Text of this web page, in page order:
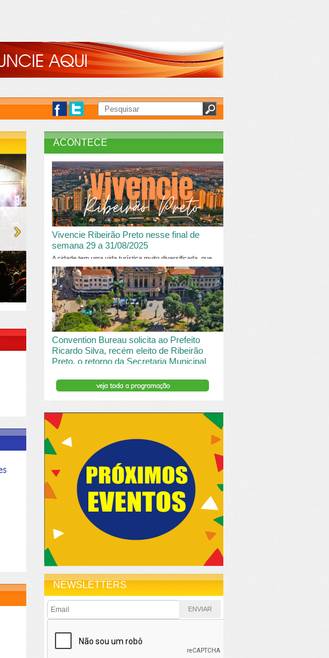
INSERIR DESCRIÇÃO DO POST/PAGINAS
ACONTECE
Vivencie Ribeirão Preto nesse final de
semana 29 a 31/08/2025
A cidade tem uma vida turística muito diversificada, que
vai desde o turismo de saude à contemplação de
passaros....
Convention Bureau solicita ao Prefeito
Ricardo Silva, recém eleito de Ribeirão
Preto, o retorno da Secretaria Municipal
O Ribeirão Preto e Região Convention & Visitors Bureau
NEWSLETTERS